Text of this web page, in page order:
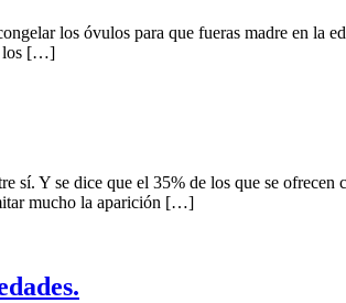
los óvulos para que fueras madre en la
los […]
Y se dice que el 35% de los que se ofrecen
mucho la aparición […]